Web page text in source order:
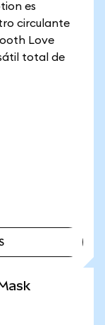
es
circulante
Love
total de